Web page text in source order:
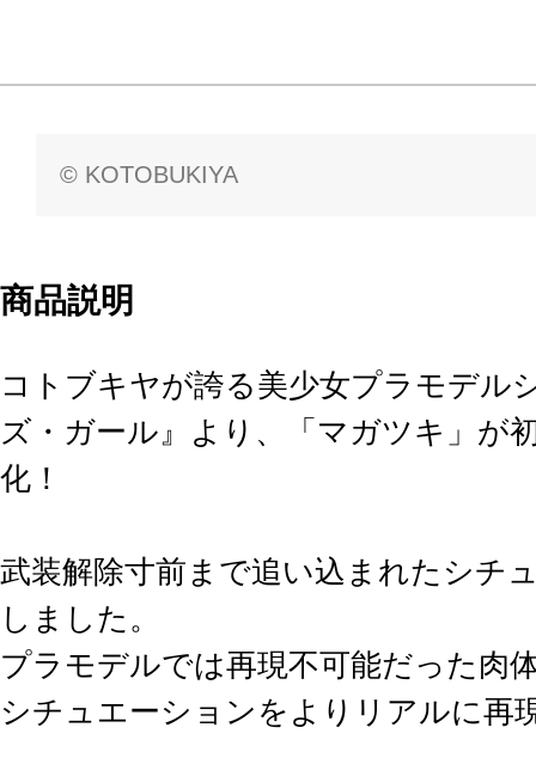
© KOTOBUKIYA
商品説明
コトブキヤが誇る美少女プラモデル
ズ・ガール』より、「マガツキ」が
化！
武装解除寸前まで追い込まれたシチ
しました。
プラモデルでは再現不可能だった肉
シチュエーションをよりリアルに再